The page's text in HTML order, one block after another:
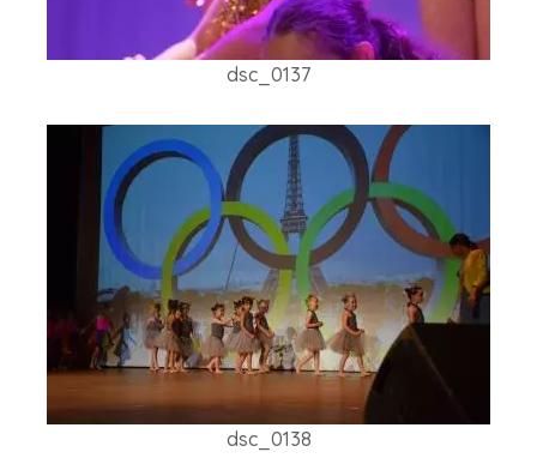
dsc_0137
dsc_0138